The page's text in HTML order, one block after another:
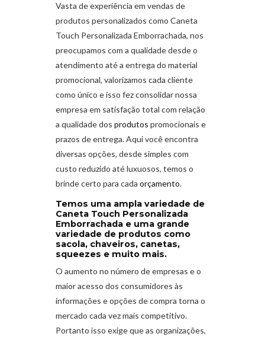
Vasta de experiência em vendas de
produtos personalizados como Caneta
Touch Personalizada Emborrachada, nos
preocupamos com a qualidade desde o
atendimento até a entrega do material
promocional, valorizamos cada cliente
como único e isso fez consolidar nossa
empresa em satisfação total com relação
a qualidade dos produtos promocionais e
prazos de entrega. Aqui você encontra
diversas opções, desde simples com
custo reduzido até luxuosos, temos o
brinde certo para cada orçamento.
Temos uma ampla variedade de
Caneta Touch Personalizada
Emborrachada e uma grande
variedade de produtos como
sacola, chaveiros, canetas,
squeezes e muito mais.
O aumento no número de empresas e o
maior acesso dos consumidores às
informações e opções de compra torna o
mercado cada vez mais competitivo.
Portanto isso exige que as organizações,